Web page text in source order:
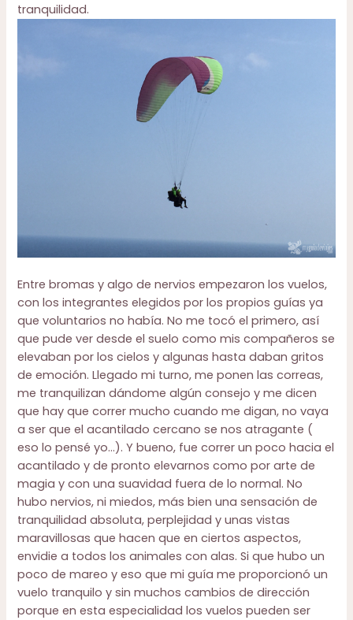
tranquilidad.
Entre bromas y algo de nervios empezaron los vuelos,
con los integrantes elegidos por los propios guías ya
que voluntarios no había. No me tocó el primero, así
que pude ver desde el suelo como mis compañeros se
elevaban por los cielos y algunas hasta daban gritos
de emoción. Llegado mi turno, me ponen las correas,
me tranquilizan dándome algún consejo y me dicen
que hay que correr mucho cuando me digan, no vaya
a ser que el acantilado cercano se nos atragante (
eso lo pensé yo…). Y bueno, fue correr un poco hacia el
acantilado y de pronto elevarnos como por arte de
magia y con una suavidad fuera de lo normal. No
hubo nervios, ni miedos, más bien una sensación de
tranquilidad absoluta, perplejidad y unas vistas
maravillosas que hacen que en ciertos aspectos,
envidie a todos los animales con alas. Si que hubo un
poco de mareo y eso que mi guía me proporcionó un
vuelo tranquilo y sin muchos cambios de dirección
porque en esta especialidad los vuelos pueden ser